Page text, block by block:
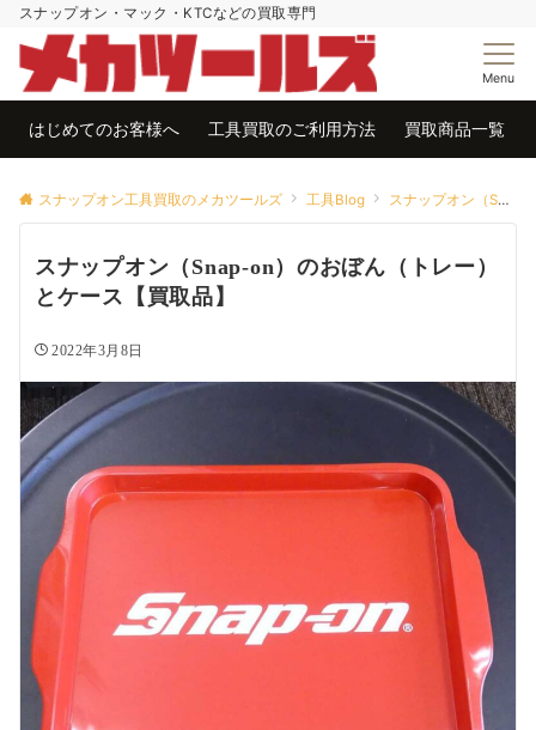
スナップオン・マック・KTCなどの買取専門
Menu
はじめてのお客様へ 工具買取のご利用方法 買取商品一覧
スナップオン工具買取のメカツールズ 工具Blog スナップオン（Snap-on)買取
スナップオン（Snap-on）のおぼん（トレー）
とケース【買取品】
2022年3月8日